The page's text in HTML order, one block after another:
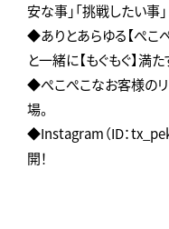
安な事」「挑戦したい事」
◆ありとあらゆる【ぺこ
と一緒に【もぐもぐ】満
◆ぺこぺこなお客様の
場。
◆Instagram（ID：
開！